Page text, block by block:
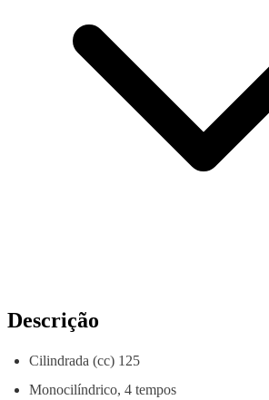
Descrição
Cilindrada (cc) 125
Monocilíndrico, 4 tempos